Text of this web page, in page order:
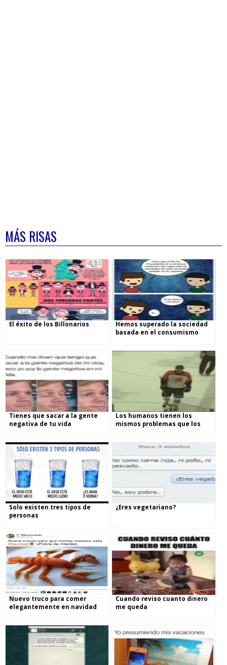
MÁS RISAS
El éxito de los Billonarios
Hemos superado la sociedad
basada en el consumismo
Tienes que sacar a la gente
negativa de tu vida
Los humanos tienen los
mismos problemas que los
Solo existen tres tipos de
personas
¿Eres vegetariano?
Nuevo truco para comer
elegantemente en navidad
Cuando reviso cuanto dinero
me queda